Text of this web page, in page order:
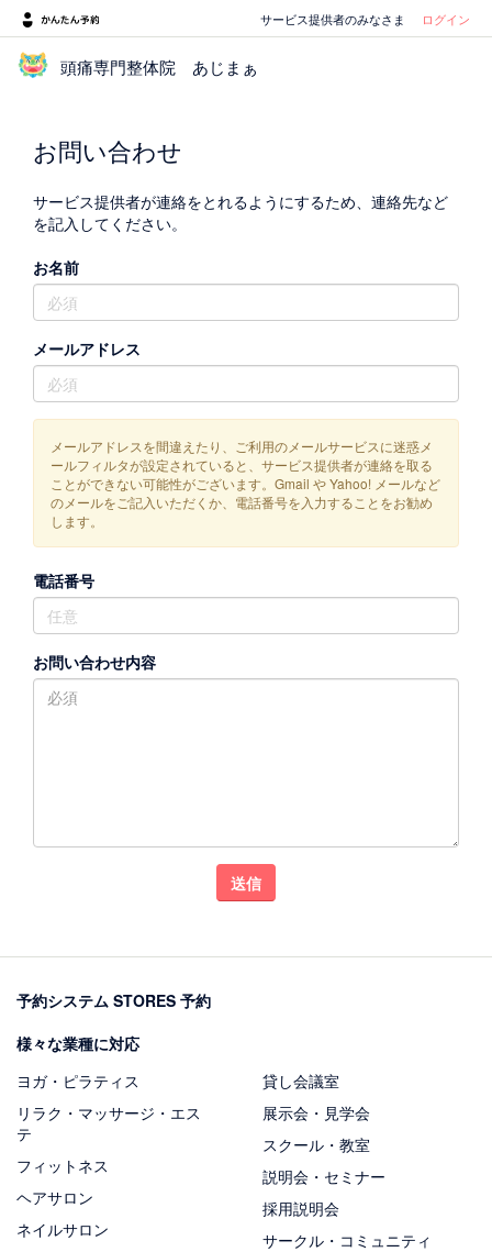
サービス提供者のみなさま ログイン
頭痛専門整体院 あじまぁ
お問い合わせ
サービス提供者が連絡をとれるようにするため、連絡先など
を記入してください。
お名前
メールアドレス
メールアドレスを間違えたり、ご利用のメールサービスに迷惑メ
ールフィルタが設定されていると、サービス提供者が連絡を取る
ことができない可能性がございます。Gmail や Yahoo! メールなど
のメールをご記入いただくか、電話番号を入力することをお勧め
します。
電話番号
お問い合わせ内容
予約システム STORES 予約
様々な業種に対応
ヨガ・ピラティス
リラク・マッサージ・エス
テ
フィットネス
ヘアサロン
ネイルサロン
貸し会議室
展示会・見学会
スクール・教室
説明会・セミナー
採用説明会
サークル・コミュニティ